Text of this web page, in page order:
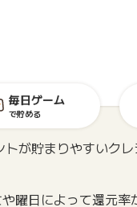
毎日ゲーム
で貯める
が貯まりやすいク
日によって還元率